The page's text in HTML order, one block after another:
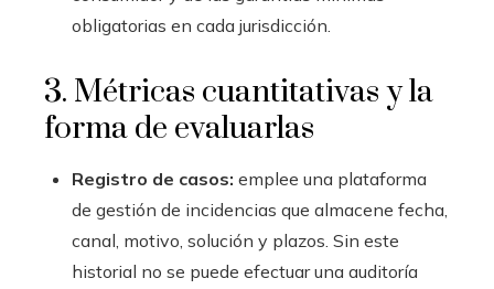
obligatorias en cada jurisdicción.
3. Métricas cuantitativas y la
forma de evaluarlas
Registro de casos: emplee una plataforma
de gestión de incidencias que almacene fecha,
canal, motivo, solución y plazos. Sin este
historial no se puede efectuar una auditoría